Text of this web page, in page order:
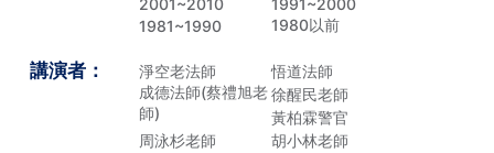
2001~2010
1991~2000
1981~1990
1980以前
講演者： 淨空老法師
悟道法師
成德法師(蔡禮旭老
師)
徐醒民老師
黃柏霖警官
周泳杉老師
胡小林老師